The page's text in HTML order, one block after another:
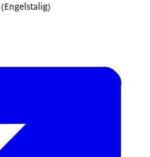
(Engelstalig)